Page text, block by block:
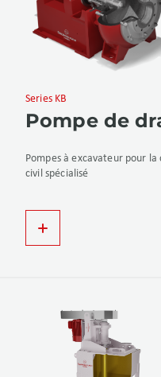
Series KB
Pompe de
Pompes à excavateur pour
civil spécialisé